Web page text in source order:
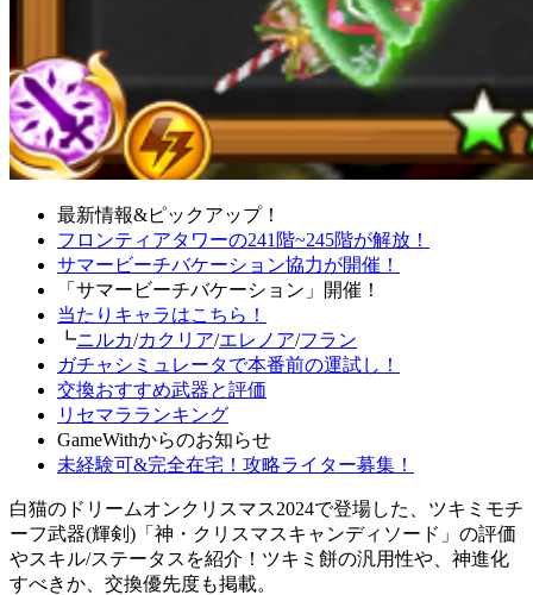
最新情報&ピックアップ！
フロンティアタワーの241階~245階が解放！
サマービーチバケーション協力が開催！
「サマービーチバケーション」開催！
当たりキャラはこちら！
┗ニルカ/カクリア/エレノア/フラン
ガチャシミュレータで本番前の運試し！
交換おすすめ武器と評価
リセマラランキング
GameWithからのお知らせ
未経験可&完全在宅！攻略ライター募集！
白猫のドリームオンクリスマス2024で登場した、ツキミモチ
ーフ武器(輝剣)「神・クリスマスキャンディソード」の評価
やスキル/ステータスを紹介！ツキミ餅の汎用性や、神進化
すべきか、交換優先度も掲載。